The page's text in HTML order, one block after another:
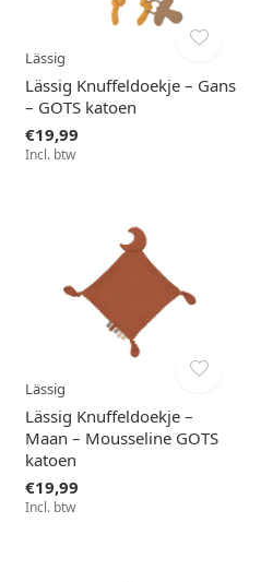
Lässig
Lässig Knuffeldoekje – Gans
– GOTS katoen
€19,99
Incl. btw
Lässig
Lässig Knuffeldoekje –
Maan – Mousseline GOTS
katoen
€19,99
Incl. btw